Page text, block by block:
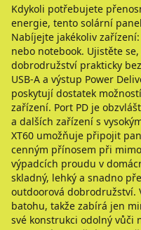
Kdykoli potřebujete
energie, tento solární
Nabíjejte jakékoliv
nebo notebook. Ujistěte
dobrodružství prakticky
USB-A a výstup Power
poskytují dostatek
zařízení. Port PD je
a dalších zařízení s
XT60 umožňuje připojit
cenným přínosem při
výpadcích proudu v
skladný, lehký a snadno
outdoorová dobrodružství.
batohu, takže zabírá jen
své konstrukci odolný vůči